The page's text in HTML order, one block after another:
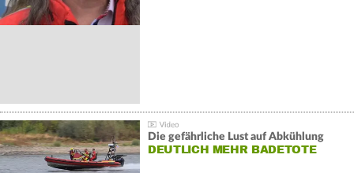
Die gefährliche Lust auf Abkühlung
DEUTLICH MEHR BADETOTE